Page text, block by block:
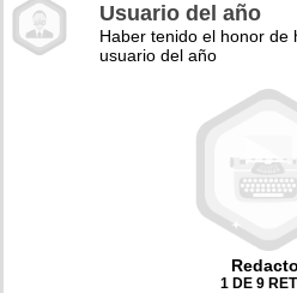
Usuario del año
Haber tenido el honor de
usuario del año
1 DE 9